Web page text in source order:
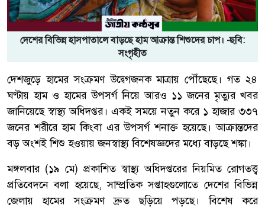
দেশের বিভিন্ন হাসপাতালে বাড়ছে হাম আক্রান্ত শিশুদের চাপ। -ছবি:
সংগৃহীত
দেশজুড়ে হামের সংক্রমণ উদ্বেগজনক মাত্রায় পৌঁছেছে। গত ২৪
ঘণ্টায় হাম ও হামের উপসর্গ নিয়ে আরও ১১ জনের মৃত্যুর খবর
জানিয়েছে স্বাস্থ্য অধিদপ্তর। একই সময়ে নতুন করে ১ হাজার ৩৩৭
জনের শরীরে হাম কিংবা এর উপসর্গ শনাক্ত হয়েছে। আক্রান্তদের
বড় অংশই শিশু হওয়ায় জনস্বাস্থ্য বিশেষজ্ঞদের মধ্যে বাড়ছে শঙ্কা।
মঙ্গলবার (১৯ মে) প্রকাশিত স্বাস্থ্য অধিদপ্তরের নিয়মিত রোগতত্ত্ব
প্রতিবেদনে বলা হয়েছে, সাম্প্রতিক সপ্তাহগুলোতে দেশের বিভিন্ন
জেলায় হামের সংক্রমণ দ্রুত ছড়িয়ে পড়ছে। বিশেষ করে